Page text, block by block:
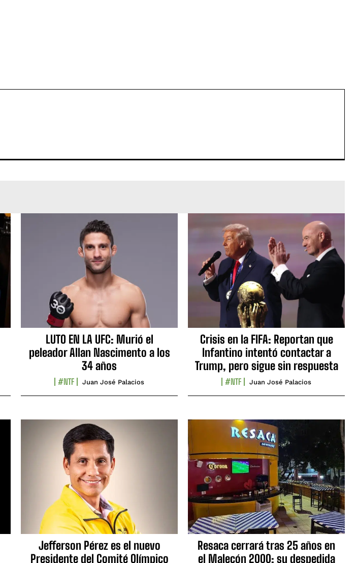
LUTO EN LA UFC: Murió el
peleador Allan Nascimento a los
34 años
#NTF Juan José Palacios
Crisis en la FIFA: Reportan que
Infantino intentó contactar a
Trump, pero sigue sin respuesta
#NTF Juan José Palacios
Jefferson Pérez es el nuevo
Presidente del Comité Olímpico
Resaca cerrará tras 25 años en
el Malecón 2000: su despedida